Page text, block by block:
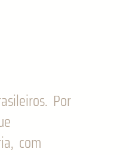
Por
com